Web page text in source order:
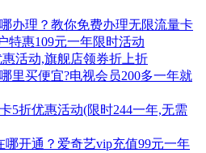
办理？教你免费办理无限流量卡
特惠109元一年限时活动
活动,旗舰店领券折上折
里买便宜?电视会员200多一年就
5折优惠活动(限时244一年,无需
哪开通？爱奇艺vip充值99元一年